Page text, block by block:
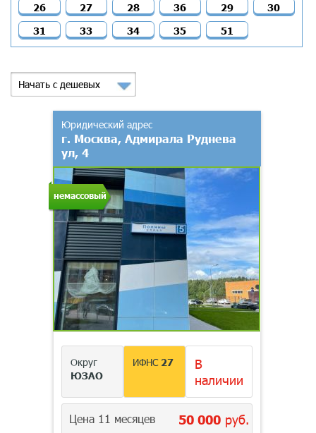
26
27 28 36 29
30
31
33 34 35 51
Начать с дешевых
немассовый
Юридический адрес
г. Москва, Адмирала Руднева
ул, 4
Округ
ЮЗАО
ИФНС 27
В
наличии
Цена 11 месяцев 50 000руб.